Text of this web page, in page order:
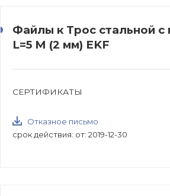
Файлы к Трос стальной с
L=5 М (2 мм) EKF
СЕРТИФИКАТЫ
Отказное письмо
срок действия: от: 2019-12-30